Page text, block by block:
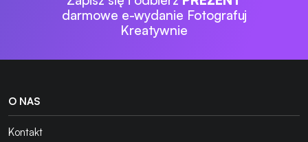
darmowe e-wydanie Fotografuj
Kreatywnie
O NAS
Kontakt